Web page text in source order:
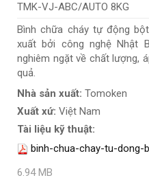
TMK-VJ-ABC/AUTO 8KG
Bình chữa cháy tự động
xuất bởi công nghệ Nhật
nghiêm ngặt về chất lượng,
quả.
Nhà sản xuất: Tomoken
Xuất xứ: Việt Nam
Tài liệu kỹ thuật:
binh-chua-chay-tu-dong-
6.94 MB